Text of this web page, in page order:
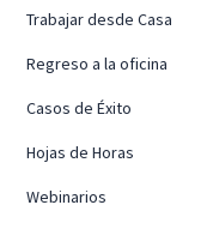
Trabajar desde Casa
Regreso a la oficina
Casos de Éxito
Hojas de Horas
Webinarios